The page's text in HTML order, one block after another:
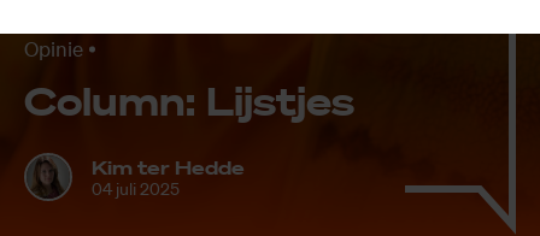
Opinie
Co­lumn: Lijst­jes
Kim ter Hedde
04 juli 2025